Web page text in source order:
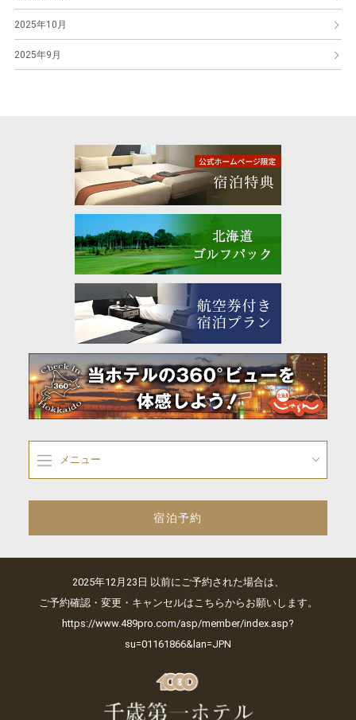
2025年10月
2025年9月
メニュー
宿泊予約
2025年12月23日 以前にご予約された場合は、
ご予約確認・変更・キャンセルはこちらからお願いします。
https://www.489pro.com/asp/member/index.asp?
su=01161866&lan=JPN